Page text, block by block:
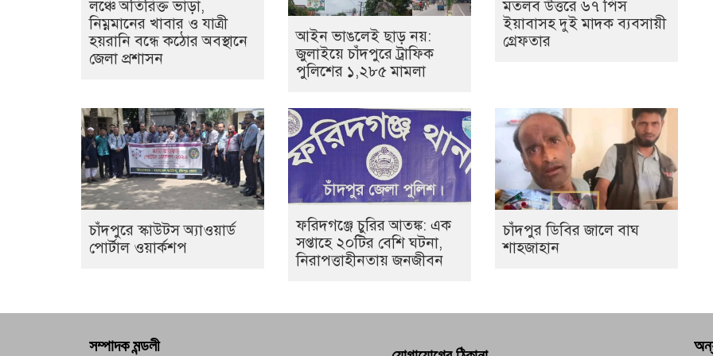
লঞ্চে অতিরিক্ত ভাড়া,
নিম্নমানের খাবার ও যাত্রী
হয়রানি বন্ধে কঠোর অবস্থানে
জেলা প্রশাসন
আইন ভাঙলেই ছাড় নয়:
জুলাইয়ে চাঁদপুরে ট্রাফিক
পুলিশের ১,২৮৫ মামলা
মতলব উত্তরে ৬৭ পিস
ইয়াবাসহ দুই মাদক ব্যবসায়ী
গ্রেফতার
চাঁদপুরে স্কাউটস অ্যাওয়ার্ড
পোর্টাল ওয়ার্কশপ
ফরিদগঞ্জে চুরির আতঙ্ক: এক
সপ্তাহে ২০টির বেশি ঘটনা,
নিরাপত্তাহীনতায় জনজীবন
চাঁদপুর ডিবির জালে বাঘ
শাহজাহান
সম্পাদক মন্ডলী